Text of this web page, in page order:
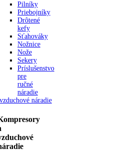
Pilníky
Priebojníky
Drôtené
kefy
Sťahováky
Nožnice
Nože
Sekery
Príslušenstvo
pre
ručné
náradie
náradie